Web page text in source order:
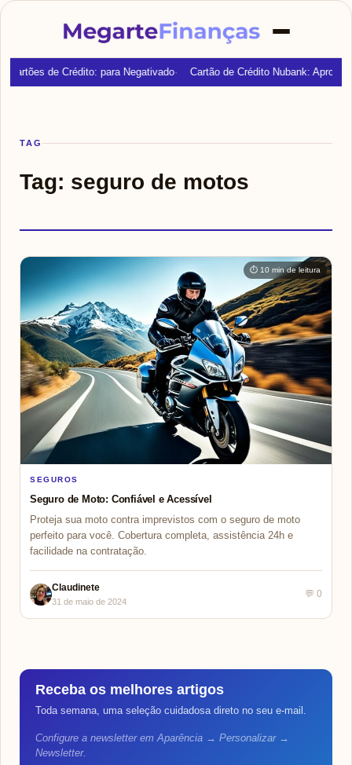
Cartões de Crédito: para Negativado Cartão de Crédito Nubank:
TAG
Tag: seguro de motos
⏱ 10 min de leitura
SEGUROS
Seguro de Moto: Confiável e Acessível
Proteja sua moto contra imprevistos com o seguro de moto
perfeito para você. Cobertura completa, assistência 24h e
facilidade na contratação.
Claudinete
31 de maio de 2024
💬 0
Receba os melhores artigos
Toda semana, uma seleção cuidadosa direto no seu e-mail.
Configure a newsletter em Aparência → Personalizar →
Newsletter.